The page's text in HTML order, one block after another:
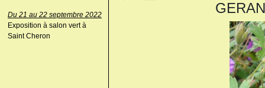
Du 21 au 22 septembre 2022
Exposition à salon vert à
Saint Cheron